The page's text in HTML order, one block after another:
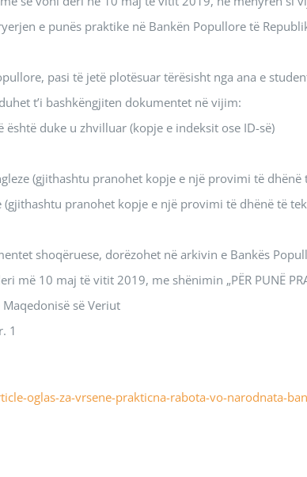
e punës praktike në Bankën Popullore të
pasi të jetë plotësuar tërësisht nga ana e
t’i bashkëngjiten dokumentet në vijim:
duke u zhvilluar (kopje e indeksit ose ID-së)
(gjithashtu pranohet kopje e një provimi të dhënë
(gjithashtu pranohet kopje e një provimi të dhënë të
shoqëruese, dorëzohet në arkivin e Bankës
më 10 maj të vitit 2019, me shënimin „PËR PUNË
së Veriut
1
oglas-za-vrsene-prakticna-rabota-vo-narodnata-